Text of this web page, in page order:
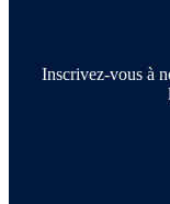
Inscrivez-vous à